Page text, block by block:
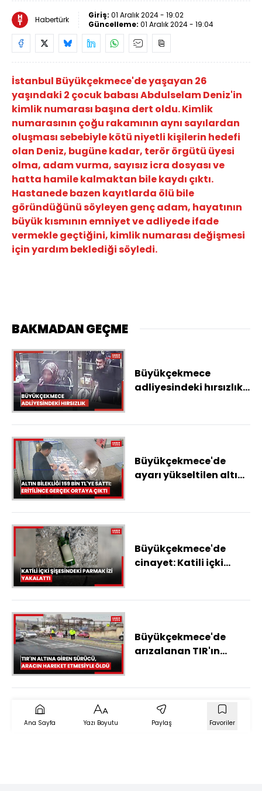
Habertürk Giriş: 01 Aralık 2024 - 19:02
Güncelleme: 01 Aralık 2024 - 19:04
İstanbul Büyükçekmece'de yaşayan 26
yaşındaki 2 çocuk babası Abdulselam Deniz'in
kimlik numarası başına dert oldu. Kimlik
numarasının çoğu rakamının aynı sayılardan
oluşması sebebiyle kötü niyetli kişilerin hedefi
olan Deniz, bugüne kadar, terör örgütü üyesi
olma, adam vurma, sayısız icra dosyası ve
hatta hamile kalmaktan bile kaydı çıktı.
Hastanede bazen kayıtlarda ölü bile
göründüğünü söyleyen genç adam, hayatının
büyük kısmının emniyet ve adliyede ifade
vermekle geçtiğini, kimlik numarası değişmesi
için yardım beklediği söyledi.
BAKMADAN GEÇME
Büyükçekmece
adliyesindeki hırsızlık;
görüntüleri ortaya
Büyükçekmece'de
ayarı yükseltilen altın
eritilince ortaya çıktı
Büyükçekmece'de
cinayet: Katili içki
Büyükçekmece'de
arızalanan TIR'ın
etmesiyle öldü
Ana Sayfa Yazı Boyutu Paylaş Favoriler